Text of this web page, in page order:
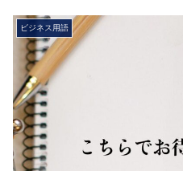
ビジネス用語